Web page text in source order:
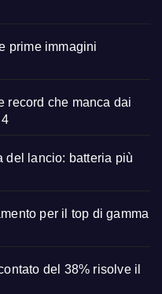
prime immagini
record che manca dai
del lancio: batteria più
per il top di gamma
del 38% risolve il